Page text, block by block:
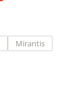
Mirantis